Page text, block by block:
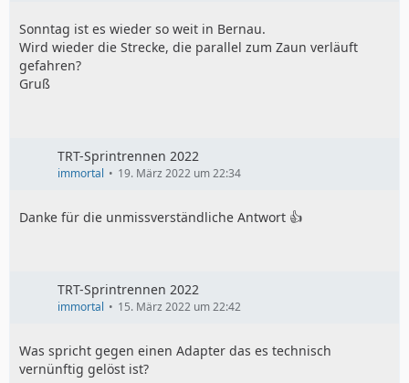
Sonntag ist es wieder so weit in Bernau.
Wird wieder die Strecke, die parallel zum Zaun verläuft
gefahren?
Gruß
TRT-Sprintrennen 2022
immortal 19. März 2022 um 22:34
Danke für die unmissverständliche Antwort 👍
TRT-Sprintrennen 2022
immortal 15. März 2022 um 22:42
Was spricht gegen einen Adapter das es technisch
vernünftig gelöst ist?